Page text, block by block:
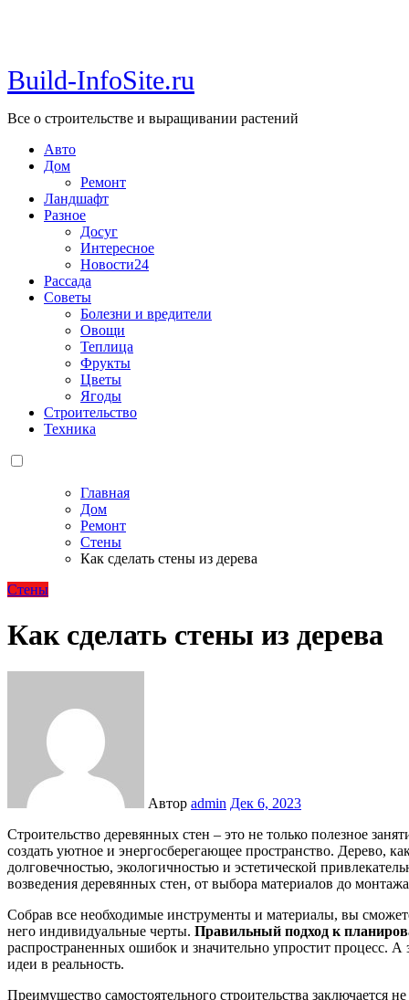
Build-InfoSite.ru
Все о строительстве и выращивании растений
Авто
Дом
Ремонт
Ландшафт
Разное
Досуг
Интересное
Новости24
Рассада
Советы
Болезни и вредители
Овощи
Теплица
Фрукты
Цветы
Ягоды
Строительство
Техника
Главная
Дом
Ремонт
Стены
Как сделать стены из дерева
Стены
Как сделать стены из дерева
Автор admin Дек 6, 2023
Строительство деревянных стен – это не только полезное занятие, но и увлекательный процесс, который позволяет
создать уютное и энергосберегающее пространство. Дерево,
долговечностью, экологичностью и эстетической
возведения деревянных стен, от выбора материалов до
Собрав все необходимые инструменты и материалы, вы
него индивидуальные черты. Правильный подход к
распространенных ошибок и значительно упростит процесс.
идеи в реальность.
Преимущество самостоятельного строительства заключается